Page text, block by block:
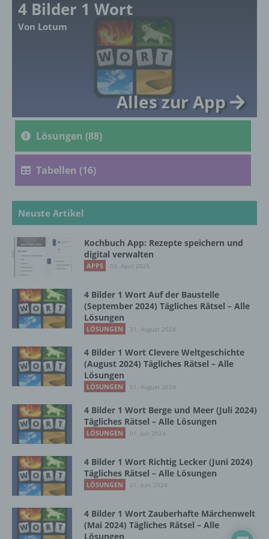
4 Bilder 1 Wort
Von Lotum
Alles zur App
Lösungen (88)
Tabellen (16)
Neuste Artikel
Kochbuch App: Rezepte speichern und
digital verwalten
APPS 03. April 2025
4 Bilder 1 Wort Auf der Baustelle
(September 2024) Tägliches Rätsel – Alle
Lösungen
LÖSUNGEN 31. August 2024
4 Bilder 1 Wort Clevere Weltgeschichte
(August 2024) Tägliches Rätsel – Alle
Lösungen
LÖSUNGEN 01. August 2024
4 Bilder 1 Wort Berge und Meer (Juli 2024)
Tägliches Rätsel – Alle Lösungen
LÖSUNGEN 01. Juli 2024
4 Bilder 1 Wort Richtig Lecker (Juni 2024)
Tägliches Rätsel – Alle Lösungen
LÖSUNGEN 01. Juni 2024
4 Bilder 1 Wort Zauberhafte Märchenwelt
(Mai 2024) Tägliches Rätsel – Alle
Lösungen
Ausdruck der physischen, physiologischen,
genetischen, psychischen, wirtschaftlichen,
kulturellen oder sozialen Identität dieser
natürlichen Person sind, identifiziert werden
b) betroffene Person
identifizierbare natürliche Person, deren
werden.
c) Verarbeitung
Verarbeitung ist jeder mit oder ohne Hilfe
automatisierter Verfahren ausgeführte
Vorgang oder jede solche Vorgangsreihe im
Daten wie das Erheben, das Erfassen, die
Organisation, das Ordnen, die Speicherung,
die Anpassung oder Veränderung, das
Auslesen, das Abfragen, die Verwendung,
die Offenlegung durch Übermittlung,
Verbreitung oder eine andere Form der
Bereitstellung, den Abgleich oder die
Verknüpfung, die Einschränkung, das
Löschen oder die Vernichtung.
d) Einschränkung der Verarbeitung
Einschränkung der Verarbeitung ist die
Markierung gespeicherter
personenbezogener Daten mit dem Ziel, ihre
künftige Verarbeitung einzuschränken.
e) Profiling